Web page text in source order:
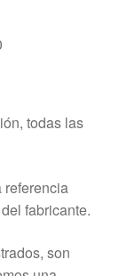
todas las
referencia
fabricante.
son